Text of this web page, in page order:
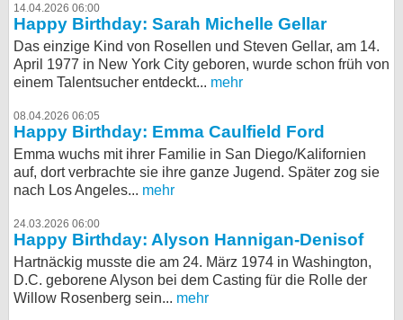
14.04.2026 06:00
Happy Birthday: Sarah Michelle Gellar
Das einzige Kind von Rosellen und Steven Gellar, am 14.
April 1977 in New York City geboren, wurde schon früh von
einem Talentsucher entdeckt... mehr
08.04.2026 06:05
Happy Birthday: Emma Caulfield Ford
Emma wuchs mit ihrer Familie in San Diego/Kalifornien
auf, dort verbrachte sie ihre ganze Jugend. Später zog sie
nach Los Angeles... mehr
24.03.2026 06:00
Happy Birthday: Alyson Hannigan-Denisof
Hartnäckig musste die am 24. März 1974 in Washington,
D.C. geborene Alyson bei dem Casting für die Rolle der
Willow Rosenberg sein... mehr